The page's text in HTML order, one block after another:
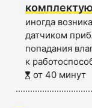
иногда
датчиком
попадания
к
от 40 минут